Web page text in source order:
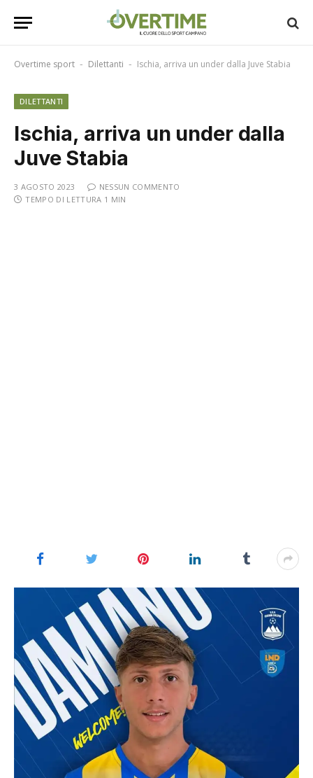
Overtime sport - Dilettanti - Ischia, arriva un under dalla Juve Stabia
DILETTANTI
Ischia, arriva un under dalla
Juve Stabia
3 AGOSTO 2023
NESSUN COMMENTO
TEMPO DI LETTURA 1 MIN